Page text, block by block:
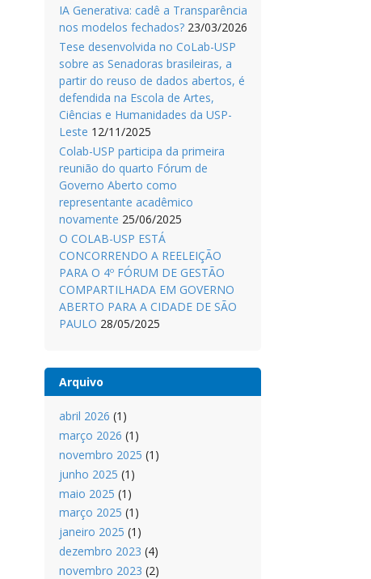
IA Generativa: cadê a Transparência
nos modelos fechados? 23/03/2026
Tese desenvolvida no CoLab-USP
sobre as Senadoras brasileiras, a
partir do reuso de dados abertos, é
defendida na Escola de Artes,
Ciências e Humanidades da USP-
Leste 12/11/2025
Colab-USP participa da primeira
reunião do quarto Fórum de
Governo Aberto como
representante acadêmico
novamente 25/06/2025
O COLAB-USP ESTÁ
CONCORRENDO A REELEIÇÃO
PARA O 4º FÓRUM DE GESTÃO
COMPARTILHADA EM GOVERNO
ABERTO PARA A CIDADE DE SÃO
PAULO 28/05/2025
Arquivo
abril 2026 (1)
março 2026 (1)
novembro 2025 (1)
junho 2025 (1)
maio 2025 (1)
março 2025 (1)
janeiro 2025 (1)
dezembro 2023 (4)
novembro 2023 (2)